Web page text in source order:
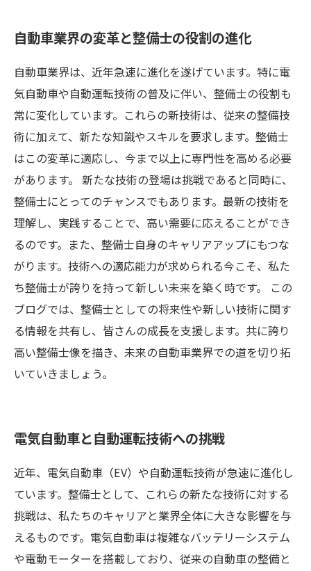
自動車業界の変革と整備士の役割の進化
自動車業界は、近年急速に進化を遂げています。特に電
気自動車や自動運転技術の普及に伴い、整備士の役割も
常に変化しています。これらの新技術は、従来の整備技
術に加えて、新たな知識やスキルを要求します。整備士
はこの変革に適応し、今まで以上に専門性を高める必要
があります。 新たな技術の登場は挑戦であると同時に、
整備士にとってのチャンスでもあります。最新の技術を
理解し、実践することで、高い需要に応えることができ
るのです。また、整備士自身のキャリアアップにもつな
がります。技術への適応能力が求められる今こそ、私た
ち整備士が誇りを持って新しい未来を築く時です。 この
ブログでは、整備士としての将来性や新しい技術に関す
る情報を共有し、皆さんの成長を支援します。共に誇り
高い整備士像を描き、未来の自動車業界での道を切り拓
いていきましょう。
電気自動車と自動運転技術への挑戦
近年、電気自動車（EV）や自動運転技術が急速に進化し
ています。整備士として、これらの新たな技術に対する
挑戦は、私たちのキャリアと業界全体に大きな影響を与
えるものです。電気自動車は複雑なバッテリーシステム
や電動モーターを搭載しており、従来の自動車の整備と